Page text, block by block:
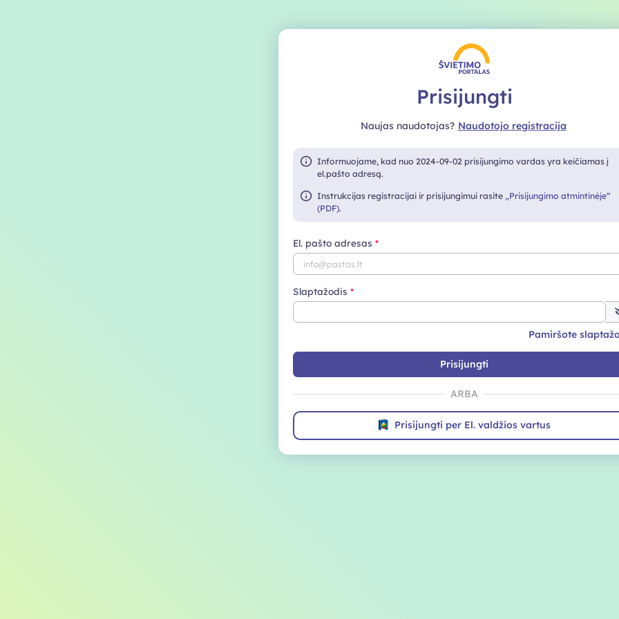
Prisijungti
Naujas naudotojas? Naudotojo registracija
Informuojame, kad nuo 2024-09-02 prisijungimo vardas yra keičiamas į
el.pašto adresą.
Instrukcijas registracijai ir prisijungimui rasite „Prisijungimo atmintinėje“
(PDF).
El. pašto adresas
Slaptažodis
Pamiršote
Prisijungti
ARBA
Prisijungti per El. valdžios vartus